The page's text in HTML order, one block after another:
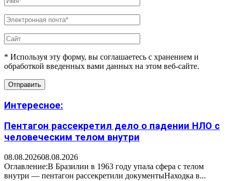
* Используя эту форму, вы соглашаетесь с хранением и
обработкой введенных вами данных на этом веб-сайте.
Интересное:
Пентагон рассекретил дело о падении НЛО с
человеческим телом внутри
08.08.202608.08.2026
Оглавление:В Бразилии в 1963 году упала сфера с телом
внутри — пентагон рассекретили документыНаходка в...